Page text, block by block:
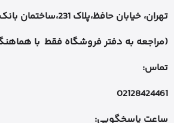
تهران، خیابان حافظ،پلاک 231،ساختمان بانک دی،طبقه 4 واحد 9
(مراجعه به دفتر فروشگاه فقط با
تماس:
02128424461
ساعت پاسخگویی: